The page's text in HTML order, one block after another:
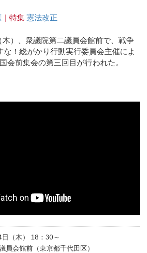
｜特集 憲法改正
）、衆議院第二議員会館前で、戦争
な！総がかり行動実行委員会主催によ
会前集会の第三回目が行われた。
（木） 18：30～
員会館前（東京都千代田区）